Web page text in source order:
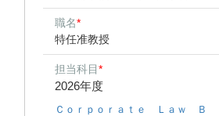
職名*
特任准教授
担当科目*
2026年度
Ｃｏｒｐｏｒａｔｅ Ｌａｗ Ｂ